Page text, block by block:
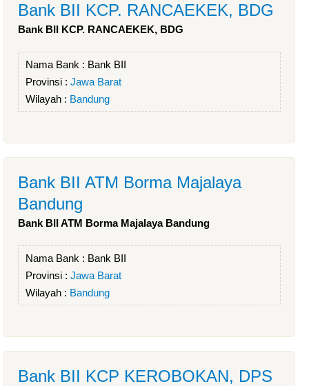
Bank BII KCP. RANCAEKEK, BDG
Bank BII KCP. RANCAEKEK, BDG
Nama Bank : Bank BII
Provinsi : Jawa Barat
Wilayah : Bandung
Bank BII ATM Borma Majalaya
Bandung
Bank BII ATM Borma Majalaya Bandung
Nama Bank : Bank BII
Provinsi : Jawa Barat
Wilayah : Bandung
Bank BII KCP KEROBOKAN, DPS